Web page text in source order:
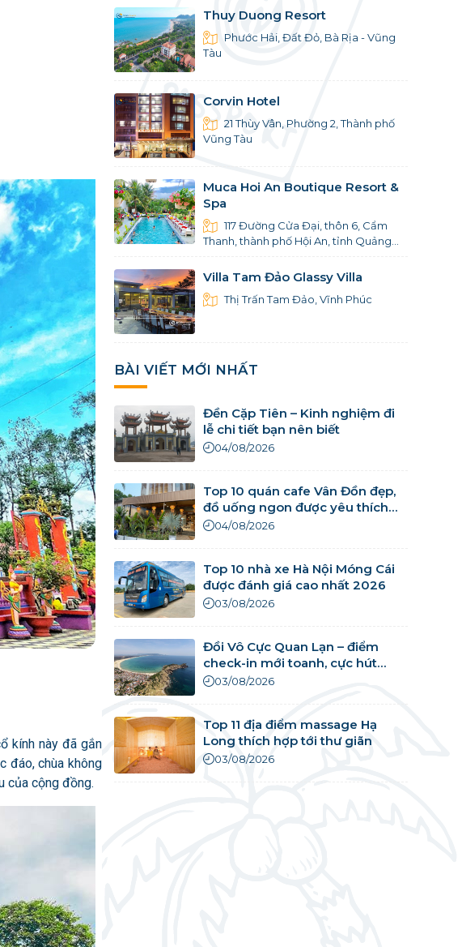
kính này đã gắn
đáo, chùa không
của cộng đồng.
Thuy Duong Resort
Phước Hải, Đất Đỏ, Bà Rịa - Vũng
Tàu
Corvin Hotel
21 Thùy Vân, Phường 2, Thành phố
Vũng Tàu
Muca Hoi An Boutique Resort &
Spa
117 Đường Cửa Đại, thôn 6, Cẩm
Thanh, thành phố Hội An, tỉnh Quảng
Villa Tam Đảo Glassy Villa
Thị Trấn Tam Đảo, Vĩnh Phúc
BÀI VIẾT MỚI NHẤT
Đền Cặp Tiên – Kinh nghiệm đi
lễ chi tiết bạn nên biết
04/08/2026
Top 10 quán cafe Vân Đồn đẹp,
đồ uống ngon được yêu thích
nhất
04/08/2026
Top 10 nhà xe Hà Nội Móng Cái
được đánh giá cao nhất 2026
03/08/2026
Đồi Vô Cực Quan Lạn – điểm
check-in mới toanh, cực hút
khách
03/08/2026
Top 11 địa điểm massage Hạ
Long thích hợp tới thư giãn
03/08/2026